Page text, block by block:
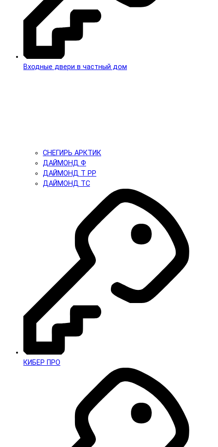
Входные двери в частный дом
СНЕГИРЬ АРКТИК
ДАЙМОНД Ф
ДАЙМОНД Т PP
ДАЙМОНД ТС
КИБЕР ПРО